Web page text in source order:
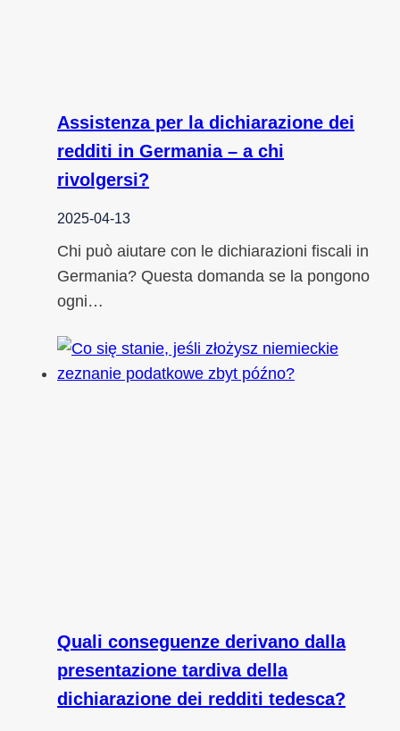
Assistenza per la dichiarazione dei
redditi in Germania – a chi
rivolgersi?
2025-04-13
Chi può aiutare con le dichiarazioni fiscali in
Germania? Questa domanda se la pongono
ogni…
Quali conseguenze derivano dalla
presentazione tardiva della
dichiarazione dei redditi tedesca?